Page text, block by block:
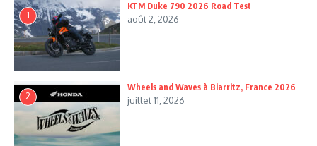
1
KTM Duke 790 2026 Road Test
août 2, 2026
2
Wheels and Waves à Biarritz, France 2026
juillet 11, 2026